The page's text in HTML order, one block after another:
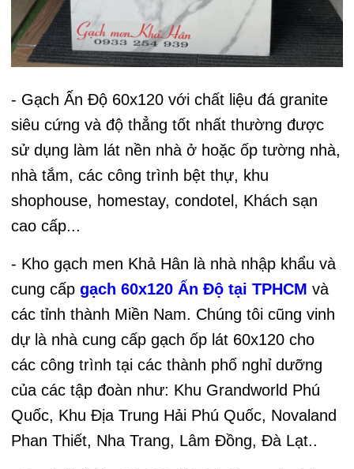
- Gạch Ấn Độ 60x120 với chất liệu đá granite
siêu cứng và độ thẳng tốt nhất thường được
sử dụng làm lát nền nhà ở hoặc ốp tường nhà,
nhà tắm, các công trình bệt thự, khu
shophouse, homestay, condotel, Khách sạn
cao cấp...
- Kho gạch men Khả Hân là nhà nhập khẩu và
cung cấpgạch 60x120 Ấn Độ tại TPHCM và
các tỉnh thành Miền Nam. Chúng tôi cũng vinh
dự là nhà cung cấp gạch ốp lát 60x120 cho
các công trình tại các thành phố nghỉ dưỡng
của các tập đoàn như: Khu Grandworld Phú
Quốc, Khu Địa Trung Hải Phú Quốc, Novaland
Phan Thiết, Nha Trang, Lâm Đồng, Đà Lạt..